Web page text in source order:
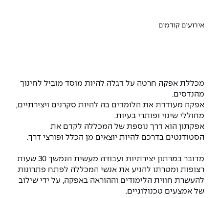
אירועים קודמים
מכללת אפקה חרטה על דגלה להיות מוסד מוביל לחינוך
מהנדסים.
אפקה מעודדת את הלומדים בה להיות סקרנים ויצירתיים,
מחוללי שינוי ופותרי בעיות.
אפקתון הוא דרך נוספת של המכללה לקדם את
הסטודנטים בדרכם להיות יוצאים מן הכלל ופורצי דרך.
מדובר במרתון יצירתיות ועבודה מעשית הנמשך 30 שעות
רצופות ומטרתו להניע את אנשי המכללה לפתח פתרונות
להעשרת חווית הלימודים וההוראה באפקה, על ידי שילוב
של אמצעים טכנולוגיים.
מכרזי אפקה
הצהרת נגישות
לעבוד באפקה
לוח שנה אקדמי
צור קשר
הנדסת אנרגיה והספק
הנדסה וניהול
הנדסת מערכות
הנדסה רפואית
מערכות תבוניות AI
הכוון אקדמי
מעבדות
ספרייה
אגודת הסטודנטים
מעטפת תמיכה למשרתות ולמשרתים
מעטפת חוסן
מידע למועמד תואר שני
הרשמה און ליין
שאלות ותשובות
מלגות ע״ב נתוני קבלה
תנאי קבלה - הנדסה
קול קורא להצטרף למעבדת המוחות
המרכז להנדסת חומרים ותהליכים
מרכז ICSGen.AI
Skills & Tech
כנסי פיתוח הון אנושי לאומי בהנדסה